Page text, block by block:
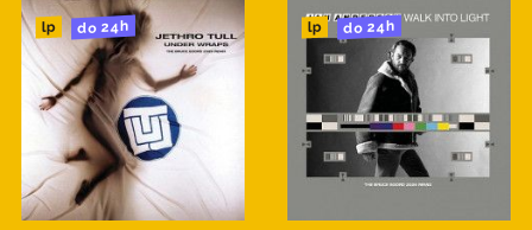
lp do 24h lp do 24h